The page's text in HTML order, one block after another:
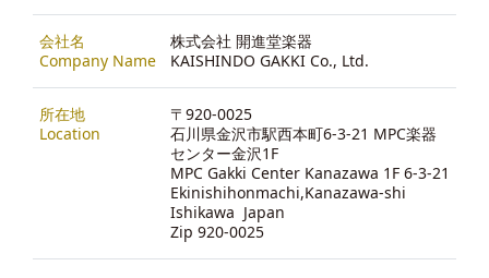
会社名
Company Name
株式会社 開進堂楽器
KAISHINDO GAKKI Co., Ltd.
所在地
Location
〒920-0025
石川県金沢市駅西本町6-3-21 MPC楽器
センター金沢1F
MPC Gakki Center Kanazawa 1F 6-3-21
Ekinishihonmachi,Kanazawa-shi
Ishikawa Japan
Zip 920-0025